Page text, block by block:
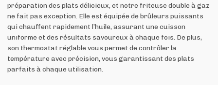
préparation des plats délicieux, et notre friteuse double à gaz
ne fait pas exception. Elle est équipée de brûleurs puissants
qui chauffent rapidement l’huile, assurant une cuisson
uniforme et des résultats savoureux à chaque fois. De plus,
son thermostat réglable vous permet de contrôler la
température avec précision, vous garantissant des plats
parfaits à chaque utilisation.